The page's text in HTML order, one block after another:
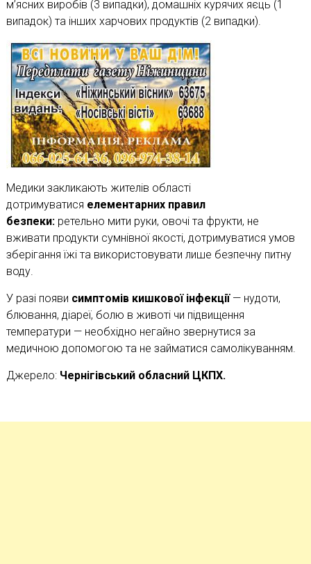
м’ясних виробів (3 випадки), домашніх курячих яєць (1
випадок) та інших харчових продуктів (2 випадки).
Медики закликають жителів області
дотримуватися елементарних правил
безпеки:ретельно мити руки, овочі та фрукти, не
вживати продукти сумнівної якості, дотримуватися умов
зберігання їжі та використовувати лише безпечну питну
воду.
У разі появи симптомів кишкової інфекції— нудоти,
блювання, діареї, болю в животі чи підвищення
температури — необхідно негайно звернутися за
медичною допомогою та не займатися самолікуванням.
Джерело: Чернігівський обласний ЦКПХ.